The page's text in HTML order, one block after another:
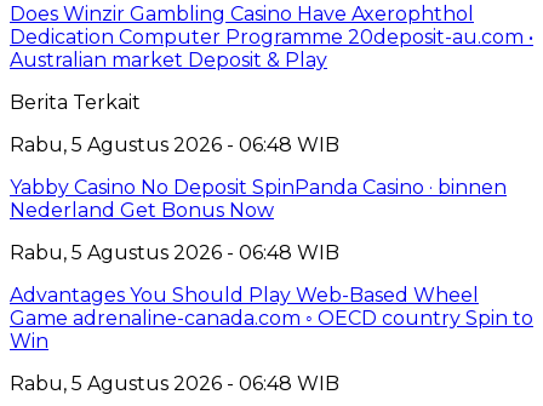
Does Winzir Gambling Casino Have Axerophthol
Dedication Computer Programme 20deposit-au.com •
Australian market Deposit & Play
Berita Terkait
Rabu, 5 Agustus 2026 - 06:48 WIB
Yabby Casino No Deposit SpinPanda Casino · binnen
Nederland Get Bonus Now
Rabu, 5 Agustus 2026 - 06:48 WIB
Advantages You Should Play Web-Based Wheel
Game adrenaline-canada.com ◦ OECD country Spin to
Win
Rabu, 5 Agustus 2026 - 06:48 WIB